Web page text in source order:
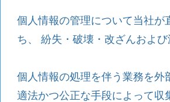
個人情報の管理について当社
ち、 紛失・破壊・改ざんおよ
個人情報の処理を伴う業務を
適法かつ公正な手段によって